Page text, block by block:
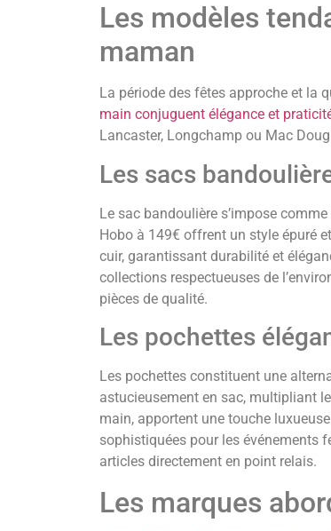
Les modèles
maman
La période des fêtes approche et la
main conjuguent élégance et
Lancaster, Longchamp ou Mac
Les sacs
Le sac bandoulière s’impose
Hobo à 149€ offrent un style épuré
cuir, garantissant durabilité et
collections respectueuses de
pièces de qualité.
Les pochettes
Les pochettes constituent une
astucieusement en sac, multipliant
main, apportent une touche
sophistiquées pour les événements
articles directement en point relais.
Les marques